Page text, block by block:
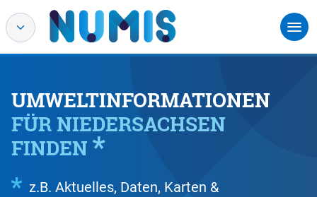
UMWELTINFORMATIONEN
FÜR NIEDERSACHSEN
FINDEN
z.B. Aktuelles, Daten, Karten &